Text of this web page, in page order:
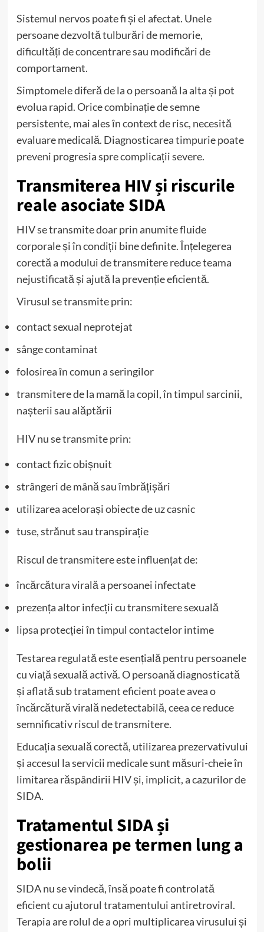
Sistemul nervos poate fi și el afectat. Unele
persoane dezvoltă tulburări de memorie,
dificultăți de concentrare sau modificări de
comportament.
Simptomele diferă de la o persoană la alta și pot
evolua rapid. Orice combinație de semne
persistente, mai ales în context de risc, necesită
evaluare medicală. Diagnosticarea timpurie poate
preveni progresia spre complicații severe.
Transmiterea HIV și riscurile
reale asociate SIDA
HIV se transmite doar prin anumite fluide
corporale și în condiții bine definite. Înțelegerea
corectă a modului de transmitere reduce teama
nejustificată și ajută la prevenție eficientă.
Virusul se transmite prin:
contact sexual neprotejat
sânge contaminat
folosirea în comun a seringilor
transmitere de la mamă la copil, în timpul sarcinii,
nașterii sau alăptării
HIV nu se transmite prin:
contact fizic obișnuit
strângeri de mână sau îmbrățișări
utilizarea acelorași obiecte de uz casnic
tuse, strănut sau transpirație
Riscul de transmitere este influențat de:
încărcătura virală a persoanei infectate
prezența altor infecții cu transmitere sexuală
lipsa protecției în timpul contactelor intime
Testarea regulată este esențială pentru persoanele
cu viață sexuală activă. O persoană diagnosticată
și aflată sub tratament eficient poate avea o
încărcătură virală nedetectabilă, ceea ce reduce
semnificativ riscul de transmitere.
Educația sexuală corectă, utilizarea prezervativului
și accesul la servicii medicale sunt măsuri-cheie în
limitarea răspândirii HIV și, implicit, a cazurilor de
SIDA.
Tratamentul SIDA și
gestionarea pe termen lung a
bolii
SIDA nu se vindecă, însă poate fi controlată
eficient cu ajutorul tratamentului antiretroviral.
Terapia are rolul de a opri multiplicarea virusului și